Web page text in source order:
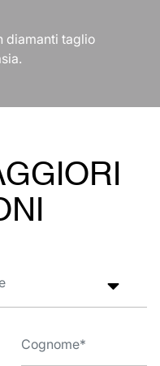
diamanti taglio